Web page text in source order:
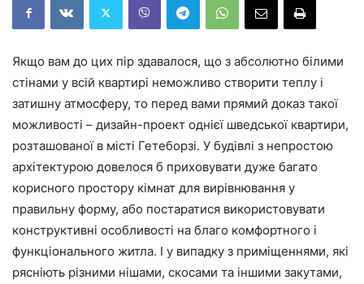
Якщо вам до цих пір здавалося, що з абсолютно білими
стінами у всій квартирі неможливо створити теплу і
затишну атмосферу, то перед вами прямий доказ такої
можливості – дизайн-проект однієї шведської квартири,
розташованої в місті Гетеборзі. У будівлі з непростою
архітектурою довелося б приховувати дуже багато
корисного простору кімнат для вирівнювання у
правильну форму, або постаратися використовувати
конструктивні особливості на благо комфортного і
функціонального житла. І у випадку з приміщеннями, які
рясніють різними нішами, скосами та іншими закутами,